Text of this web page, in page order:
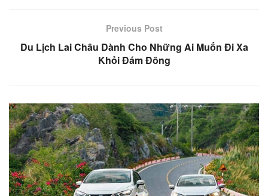
Previous Post
Du Lịch Lai Châu Dành Cho Những Ai Muốn Đi Xa
Khỏi Đám Đông